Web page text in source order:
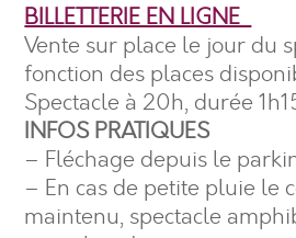
BILLETTERIE EN LIGNE
Vente sur place le jour du
fonction des places
Spectacle à 20h, durée
INFOS PRATIQUES
– Fléchage depuis le
– En cas de petite pluie le
maintenu, spectacle